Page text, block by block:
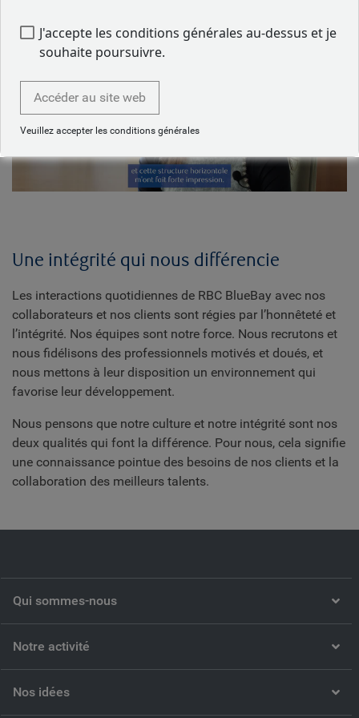
Play
Une intégrité qui nous différencie
Les interactions quotidiennes de RBC BlueBay avec nos
collaborateurs et nos clients sont régies par l’honnêteté et
l’intégrité. Nos équipes sont notre force. Nous recrutons et
nous fidélisons des professionnels motivés et doués, et
nous mettons à leur disposition un environnement qui
favorise leur développement.
Nous pensons que notre culture et notre intégrité sont nos
deux qualités qui font la différence. Pour nous, cela signifie
une connaissance pointue des besoins de nos clients et la
collaboration des meilleurs talents.
Qui sommes-nous
Notre activité
Nos idées
J'accepte les conditions générales au-dessus et je
souhaite poursuivre.
Accéder au site web
Veuillez accepter les conditions générales